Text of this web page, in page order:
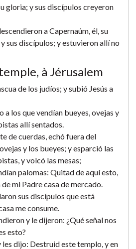
gloria; y sus discípulos creyeron
a Capernaúm, él, su
sus discípulos; y estuvieron allí no
à Jérusalem
de los judíos; y subió Jesús a
a los que vendían bueyes, ovejas y
allí sentados.
de cuerdas, echó fuera del
y los bueyes; y esparció las
y volcó las mesas;
palomas: Quitad de aquí esto,
mi Padre casa de mercado.
sus discípulos que está
me consume.
y le dijeron: ¿Qué señal nos
esto?
les dijo: Destruid este templo, y en